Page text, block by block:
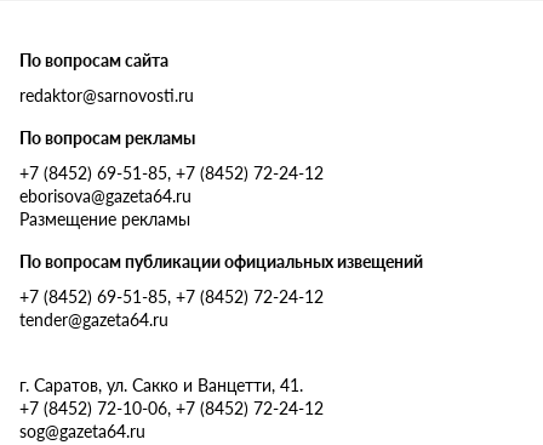
По вопросам сайта
redaktor@sarnovosti.ru
По вопросам рекламы
+7 (8452) 69-51-85, +7 (8452) 72-24-12
eborisova@gazeta64.ru
Размещение рекламы
По вопросам публикации официальных извещений
+7 (8452) 69-51-85, +7 (8452) 72-24-12
tender@gazeta64.ru
г. Саратов, ул. Сакко и Ванцетти, 41.
+7 (8452) 72-10-06, +7 (8452) 72-24-12
sog@gazeta64.ru